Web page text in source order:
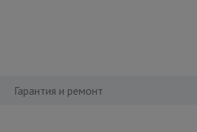
Гарантия и ремонт